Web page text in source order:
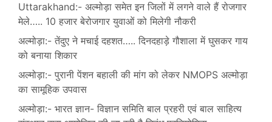
Uttarakhand:- अल्मोड़ा समेत इन जिलों में लगने वाले हैं रोजगार
मेले….. 10 हजार बेरोजगार युवाओं को मिलेगी नौकरी
अल्मोड़ा:- तेंदुए ने मचाई दहशत….. दिनदहाड़े गौशाला में घुसकर गाय
को बनाया शिकार
अल्मोड़ा:- पुरानी पेंशन बहाली की मांग को लेकर NMOPS अल्मोड़ा
का सामूहिक उपवास
अल्मोड़ा:- भारत ज्ञान- विज्ञान समिति बाल प्रहरी एवं बाल साहित्य